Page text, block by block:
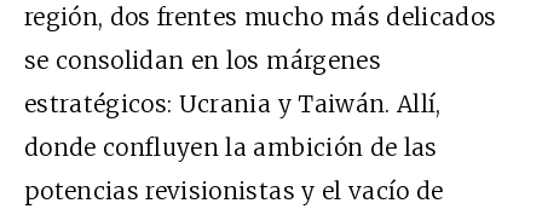
región, dos frentes mucho más delicados
se consolidan en los márgenes
estratégicos: Ucrania y Taiwán. Allí,
donde confluyen la ambición de las
potencias revisionistas y el vacío de